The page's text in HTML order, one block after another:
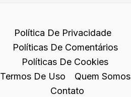
Política De Privacidade
Políticas De Comentários
Políticas De Cookies
Termos De Uso
Quem Somos
Contato